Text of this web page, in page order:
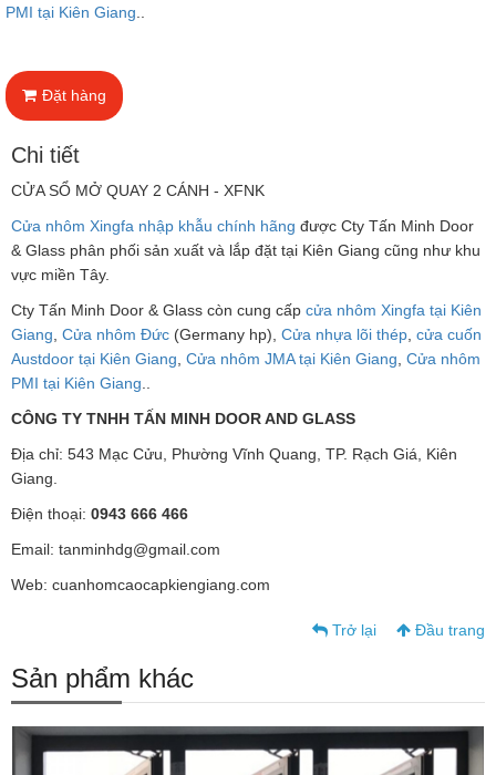
PMI tại Kiên Giang
Đặt hàng
Chi tiết
CỬA SỔ MỞ QUAY 2 CÁNH - XFNK
Cửa nhôm Xingfa nhập khẫu chính hãng được Cty Tấn Minh Door
& Glass phân phối sản xuất và lắp đặt tại Kiên Giang cũng như khu
vực miền Tây.
Cty Tấn Minh Door & Glass còn cung cấp cửa nhôm Xingfa tại Kiên
Giang Cửa nhôm Đức (Germany hp), Cửa nhựa lõi thép cửa cuốn
Austdoor tại Kiên Giang Cửa nhôm JMA tại Kiên Giang Cửa nhôm
PMI tại Kiên Giang
CÔNG TY TNHH TẤN MINH DOOR AND GLASS
Địa chỉ: 543 Mạc Cửu, Phường Vĩnh Quang, TP. Rạch Giá, Kiên
Giang.
Điện thoại: 0943 666 466
Email: tanminhdg@gmail.com
Web: cuanhomcaocapkiengiang.com
Trở lại Đầu trang
Sản phẩm khác